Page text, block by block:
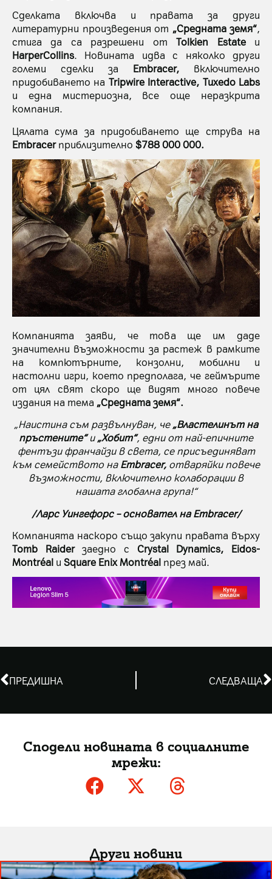
Сделката включва и правата за други
литературни произведения от „Средната земя“,
стига да са разрешени отTolkien Estateи
HarperCollins. Новината идва с няколко други
големи сделки за Embracer, включително
придобиването на Tripwire Interactive, Tuxedo Labs
и една мистериозна, все още неразкрита
компания.
Цялата сума за придобиването ще струва на
Embracerприблизително $788 000 000.
Компанията заяви, че това ще им даде
значителни възможности за растеж в рамките
на компютърните, конзолни, мобилни и
настолни игри, което предполага, че геймърите
от цял ​​свят скоро ще видят много повече
издания на тема „Средната земя“.
„Наистина съм развълнуван, че„Властелинът на
пръстените“и„Хобит“, едни от най-епичните
фентъзи франчайзи в света, се присъединяват
към семейството наEmbracer, отваряйки повече
възможности, включително колаборации в
нашата глобална група!“
/Ларс Уингефорс – основател на Embracer/
Компанията наскоро също закупи правата върху
Tomb Raiderзаедно с Crystal Dynamics, Eidos-
Montréal и Square Enix Montréal през май.
ПРЕДИШНА СЛЕДВАЩА
Сподели новината в социалните
мрежи:
Други новини